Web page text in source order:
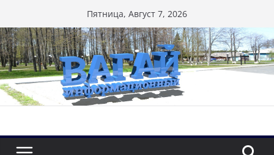
к
содержимому
Пятница, Август 7, 2026